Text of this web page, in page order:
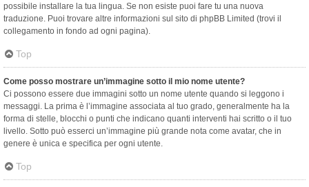
possibile installare la tua lingua. Se non esiste puoi fare tu una nuova
traduzione. Puoi trovare altre informazioni sul sito di phpBB Limited (trovi il
collegamento in fondo ad ogni pagina).
Top
Come posso mostrare un’immagine sotto il mio nome utente?
Ci possono essere due immagini sotto un nome utente quando si leggono i
messaggi. La prima è l’immagine associata al tuo grado, generalmente ha la
forma di stelle, blocchi o punti che indicano quanti interventi hai scritto o il tuo
livello. Sotto può esserci un’immagine più grande nota come avatar, che in
genere è unica e specifica per ogni utente.
Top